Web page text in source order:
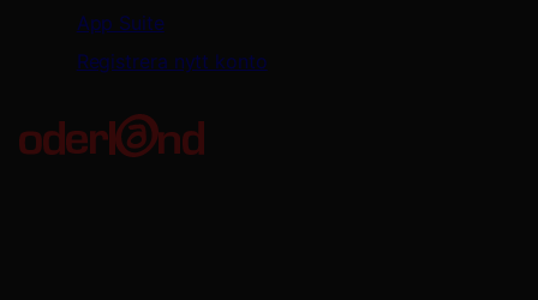
App Suite
Registrera nytt konto